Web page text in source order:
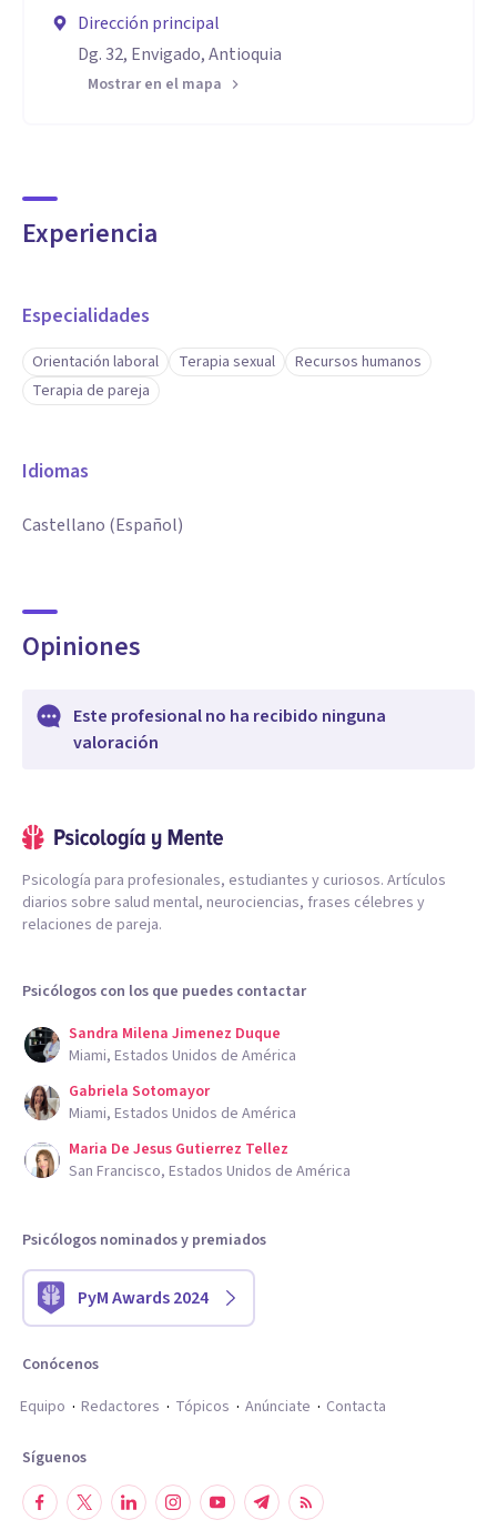
Dirección principal
Dg. 32, Envigado, Antioquia
Mostrar en el mapa
Experiencia
Especialidades
Orientación laboral Terapia sexual
Recursos humanos
Terapia de pareja
Idiomas
Castellano (Español)
Opiniones
Este profesional no ha recibido ninguna
valoración
Psicología para profesionales, estudiantes y curiosos. Artículos
diarios sobre salud mental, neurociencias, frases célebres y
relaciones de pareja.
Psicólogos con los que puedes contactar
Sandra Milena Jimenez Duque
Miami, Estados Unidos de América
Gabriela Sotomayor
Miami, Estados Unidos de América
Maria De Jesus Gutierrez Tellez
San Francisco, Estados Unidos de América
Psicólogos nominados y premiados
PyM Awards 2024
Conócenos
Equipo
Redactores Tópicos Anúnciate Contacta
Síguenos